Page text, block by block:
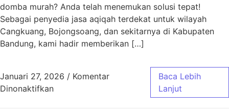
domba murah? Anda telah menemukan solusi tepat!
Sebagai penyedia jasa aqiqah terdekat untuk wilayah
Cangkuang, Bojongsoang, dan sekitarnya di Kabupaten
Bandung, kami hadir memberikan […]
Januari 27, 2026 / Komentar
Dinonaktifkanpada Aqiqah Cangkuang Bandung Terdekat
Baca Lebih
Lanjut